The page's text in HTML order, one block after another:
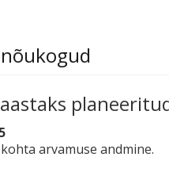
arvamuse andmine.